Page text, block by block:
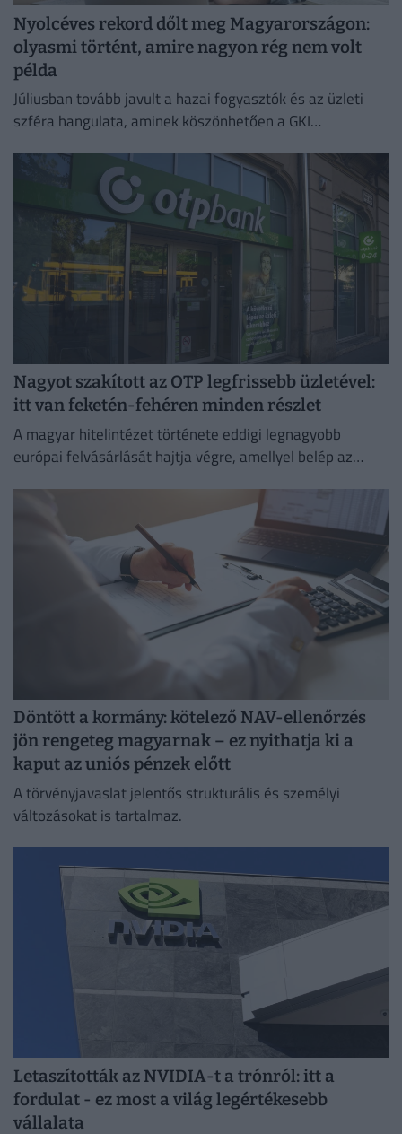
Nyolcéves rekord dőlt meg Magyarországon:
olyasmi történt, amire nagyon rég nem volt
példa
Júliusban tovább javult a hazai fogyasztók és az üzleti
szféra hangulata, aminek köszönhetően a GKI
Nagyot szakított az OTP legfrissebb üzletével:
itt van feketén-fehéren minden részlet
A magyar hitelintézet története eddigi legnagyobb
európai felvásárlását hajtja végre, amellyel belép az
Döntött a kormány: kötelező NAV-ellenőrzés
jön rengeteg magyarnak – ez nyithatja ki a
kaput az uniós pénzek előtt
A törvényjavaslat jelentős strukturális és személyi
változásokat is tartalmaz.
Letaszították az NVIDIA-t a trónról: itt a
fordulat - ez most a világ legértékesebb
vállalata